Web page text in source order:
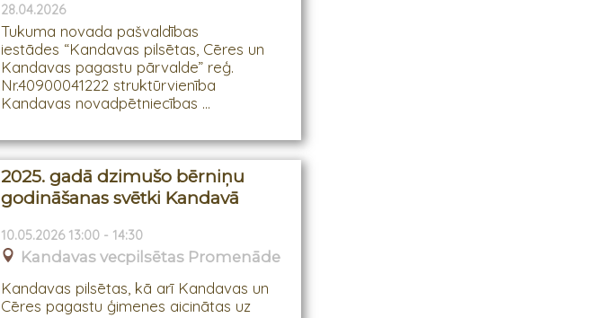
28.04.2026
Tukuma novada pašvaldības
iestādes “Kandavas pilsētas, Cēres un
Kandavas pagastu pārvalde” reģ.
Nr.40900041222 struktūrvienība
Kandavas novadpētniecības ...
2025. gadā dzimušo bērniņu
godināšanas svētki Kandavā
10.05.2026 13:00 - 14:30
Kandavas vecpilsētas Promenāde
Kandavas pilsētas, kā arī Kandavas un
Cēres pagastu ģimenes aicinātas uz